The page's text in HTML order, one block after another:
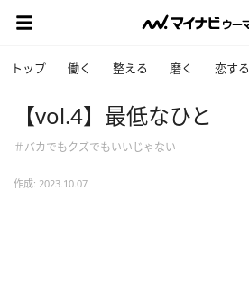
トップ 働く 整える 磨く 恋する
【vol.4】最低なひと
＃バカでもクズでもいいじゃない
作成: 2023.10.07